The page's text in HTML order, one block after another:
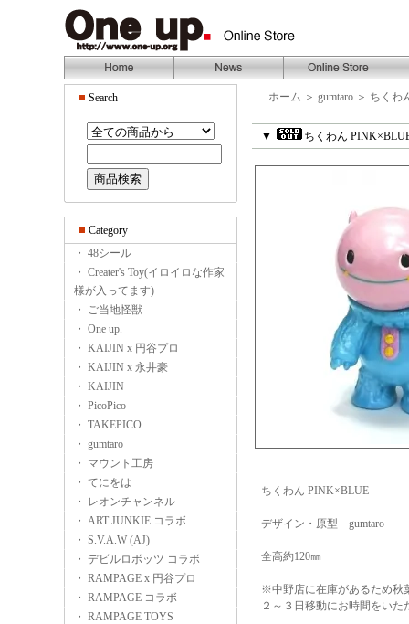
Search
Category
・ 48シール
・ Creater's Toy(イロイロな作家
様が入ってます)
・ ご当地怪獣
・ One up.
・ KAIJIN x 円谷プロ
・ KAIJIN x 永井豪
・ KAIJIN
・ PicoPico
・ TAKEPICO
・ gumtaro
・ マウント工房
・ てにをは
・ レオンチャンネル
・ ART JUNKIE コラボ
・ S.V.A.W (AJ)
・ デビルロボッツ コラボ
・ RAMPAGE x 円谷プロ
・ RAMPAGE コラボ
・ RAMPAGE TOYS
ホーム ＞ gumtaro ＞ ちくわ
▼ ちくわん
ちくわん PINK×BLUE
デザイン・原型 gumtaro
全高約120㎜
※中野店に在庫があるため秋
２～３日移動にお時間をいた